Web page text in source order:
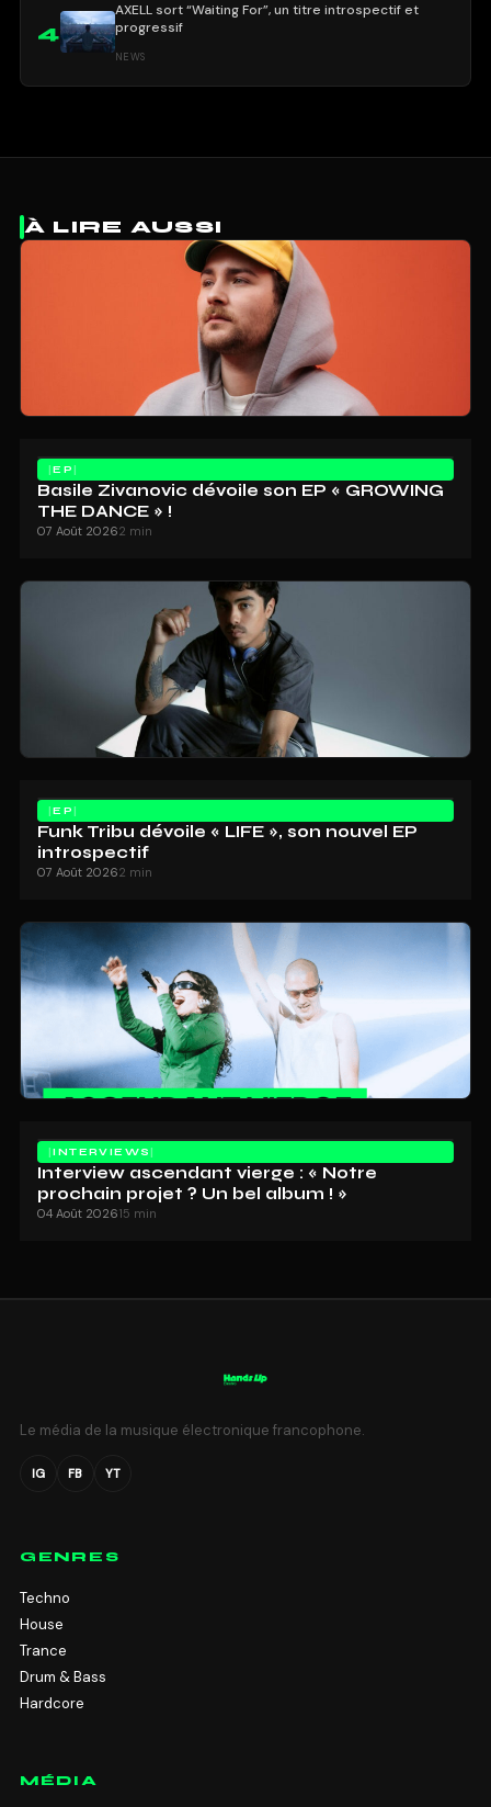
4
AXELL sort “Waiting For”, un titre introspectif et
progressif
NEWS
À LIRE AUSSI
EP
Basile Zivanovic dévoile son EP « GROWING
THE DANCE » !
07 Août 20262 min
EP
Funk Tribu dévoile « LIFE », son nouvel EP
introspectif
07 Août 20262 min
INTERVIEWS
Interview ascendant vierge : « Notre
prochain projet ? Un bel album ! »
04 Août 202615 min
Le média de la musique électronique francophone.
IG FB YT
GENRES
Techno
House
Trance
Drum & Bass
Hardcore
MÉDIA